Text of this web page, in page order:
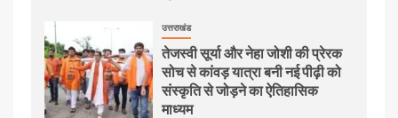
उत्तराखंड
तेजस्वी सूर्या और नेहा जोशी की प्रेरक
सोच से कांवड़ यात्रा बनी नई पीढ़ी को
संस्कृति से जोड़ने का ऐतिहासिक
माध्यम